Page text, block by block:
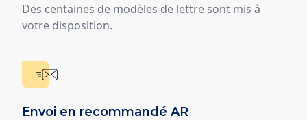
Des centaines de modèles de lettre sont mis à
votre disposition.
Envoi en recommandé AR